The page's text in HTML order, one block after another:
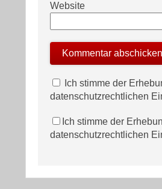
Website
Ich stimme der
datenschutzrechtlichen
Ich stimme der
datenschutzrechtlichen